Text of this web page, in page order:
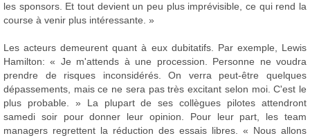
les sponsors. Et tout devient un peu plus imprévisible, ce qui rend la
course à venir plus intéressante. »
Les acteurs demeurent quant à eux dubitatifs. Par exemple, Lewis
Hamilton: « Je m'attends à une procession. Personne ne voudra
prendre de risques inconsidérés. On verra peut-être quelques
dépassements, mais ce ne sera pas très excitant selon moi. C'est le
plus probable. » La plupart de ses collègues pilotes attendront
samedi soir pour donner leur opinion. Pour leur part, les team
managers regrettent la réduction des essais libres. « Nous allons